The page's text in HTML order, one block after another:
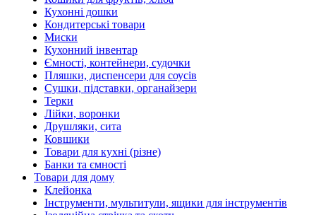
Кухонні дошки
Кондитерські товари
Миски
Кухонний інвентар
Ємності, контейнери, судочки
Пляшки, диспенсери для соусів
Сушки, підставки, органайзери
Терки
Лійки, воронки
Друшляки, сита
Ковшики
Товари для кухні (різне)
Банки та ємності
Товари для дому
Клейонка
Інструменти, мультитули, ящики для інструментів